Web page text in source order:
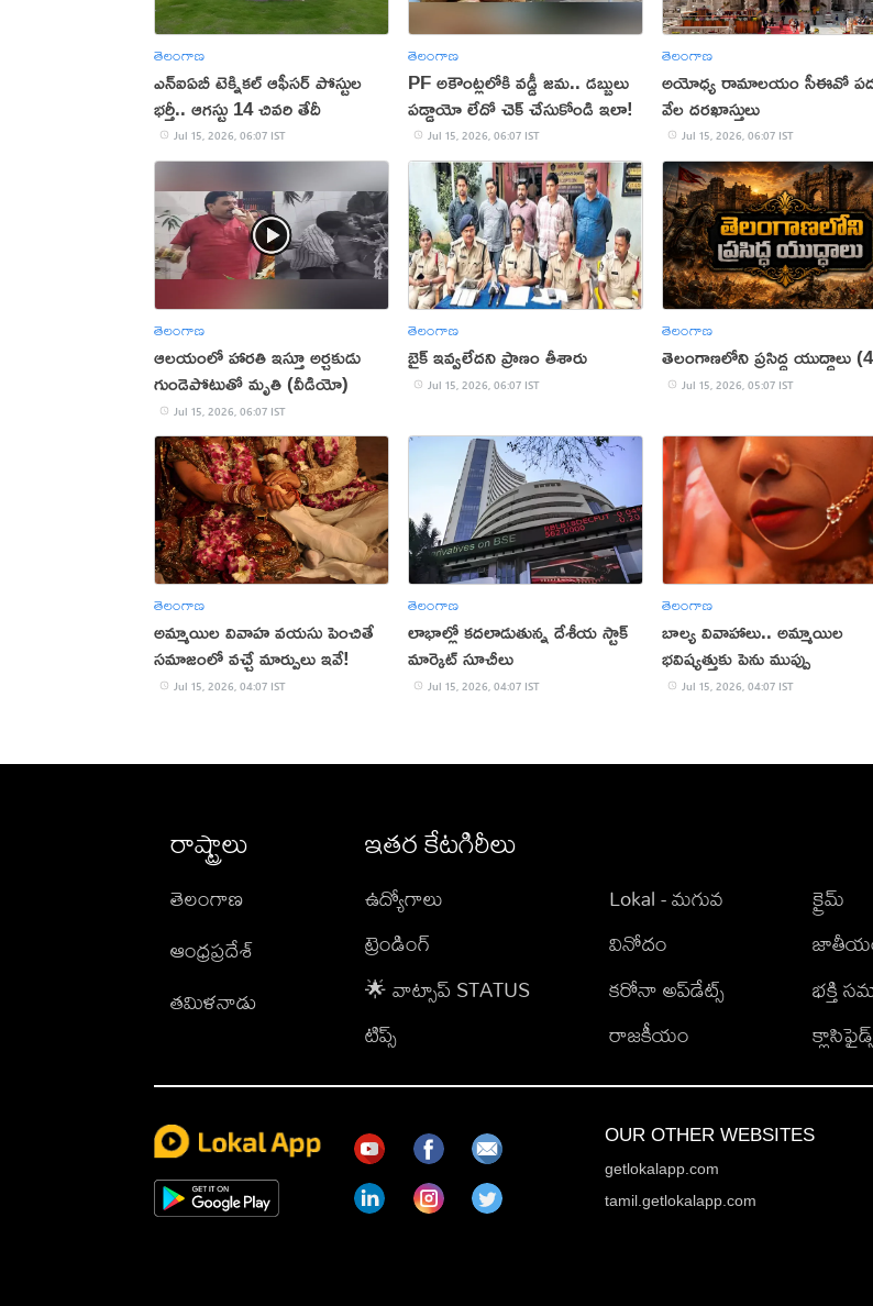
తెలంగాణ
ఎన్ఐఏబీ టెక్నికల్ ఆఫీసర్ పోస్టుల
భర్తీ.. ఆగస్టు 14 చివరి తేదీ
Jul 15, 2026, 06:07 IST
తెలంగాణ
PF అకౌంట్లలోకి వడ్డీ జమ.. డబ్బులు
పడ్డాయో లేదో చెక్ చేసుకోండి ఇలా!
Jul 15, 2026, 06:07 IST
తెలంగాణ
అయోధ్య రామాలయం సీఈవో
వేల దరఖాస్తులు
Jul 15, 2026, 06:07 IST
తెలంగాణ
ఆలయంలో హారతి ఇస్తూ అర్చకుడు
గుండెపోటుతో మృతి (వీడియో)
Jul 15, 2026, 06:07 IST
తెలంగాణ
బైక్ ఇవ్వలేదని ప్రాణం తీశారు
Jul 15, 2026, 06:07 IST
తెలంగాణ
తెలంగాణలోని ప్రసిద్ధ యుద్ధాలు
Jul 15, 2026, 05:07 IST
తెలంగాణ
అమ్మాయిల వివాహ వయసు పెంచితే
సమాజంలో వచ్చే మార్పులు ఇవే!
Jul 15, 2026, 04:07 IST
తెలంగాణ
లాభాల్లో కదలాడుతున్న దేశీయ స్టాక్
మార్కెట్ సూచీలు
Jul 15, 2026, 04:07 IST
తెలంగాణ
బాల్య వివాహాలు.. అమ్మాయిల
భవిష్యత్తుకు పెను ముప్పు
Jul 15, 2026, 04:07 IST
రాష్ట్రాలు
తెలంగాణ
ఆంధ్రప్రదేశ్
తమిళనాడు
ఇతర కేటగిరీలు
ఉద్యోగాలు
ట్రెండింగ్
🌟 వాట్సాప్ STATUS
టిప్స్
Lokal - మగువ
వినోదం
కరోనా అప్‌డేట్స్
రాజకీయం
క్రైమ్
భక్తి
OUR OTHER WEBSITES
getlokalapp.com
tamil.getlokalapp.com